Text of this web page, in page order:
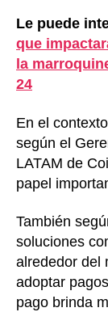
Le puede
que
la
24
En el
según el
LATAM de
papel
También
soluciones
alrededor del
adoptar
pago brinda